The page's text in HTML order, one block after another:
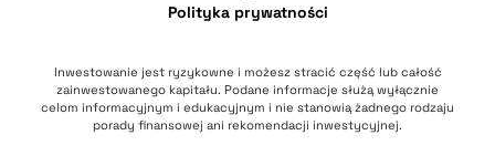
Polityka prywatności
Inwestowanie jest ryzykowne i możesz stracić część lub całość
zainwestowanego kapitału. Podane informacje służą wyłącznie
celom informacyjnym i edukacyjnym i nie stanowią żadnego rodzaju
porady finansowej ani rekomendacji inwestycyjnej.